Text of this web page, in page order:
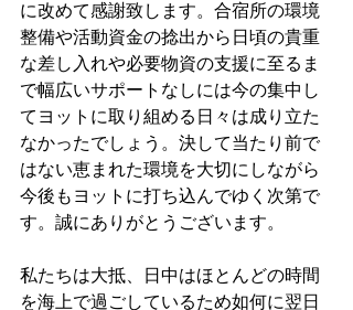
に改めて感謝致します。合宿所の環境
整備や活動資金の捻出から日頃の貴重
な差し入れや必要物資の支援に至るま
で幅広いサポートなしには今の集中し
てヨットに取り組める日々は成り立た
なかったでしょう。決して当たり前で
はない恵まれた環境を大切にしながら
今後もヨットに打ち込んでゆく次第で
す。誠にありがとうございます。
私たちは大抵、日中はほとんどの時間
を海上で過ごしているため如何に翌日